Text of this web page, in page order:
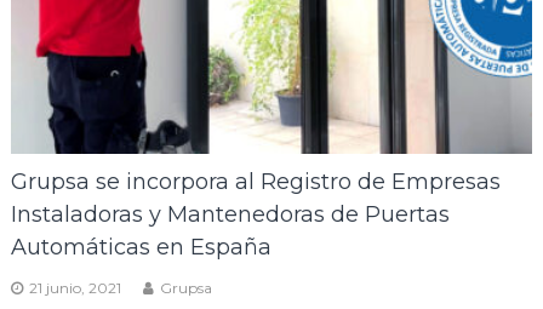
Grupsa se incorpora al Registro de Empresas
Instaladoras y Mantenedoras de Puertas
Automáticas en España
21 junio, 2021 Grupsa